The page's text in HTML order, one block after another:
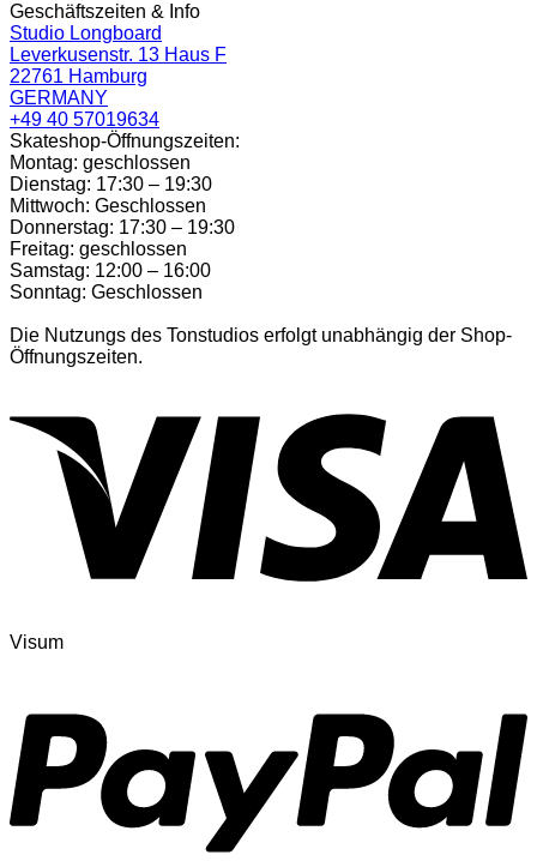
Geschäftszeiten & Info
Studio Longboard
Leverkusenstr. 13 Haus F
22761 Hamburg
GERMANY
+49 40 57019634
Skateshop-Öffnungszeiten:
Montag: geschlossen
Dienstag: 17:30 – 19:30
Mittwoch: Geschlossen
Donnerstag: 17:30 – 19:30
Freitag: geschlossen
Samstag: 12:00 – 16:00
Sonntag: Geschlossen
Die Nutzungs des Tonstudios erfolgt unabhängig der Shop-
Öffnungszeiten.
Visum